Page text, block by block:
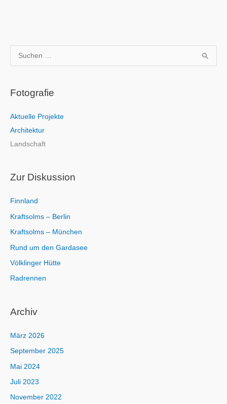
u
h
n
n
a
h
Fotografie
Aktuelle Projekte
Architektur
Landschaft
Zur Diskussion
Finnland
Kraftsolms – Berlin
Kraftsolms – München
Rund um den Gardasee
Völklinger Hütte
Radrennen
Archiv
März 2026
September 2025
Mai 2024
Juli 2023
November 2022